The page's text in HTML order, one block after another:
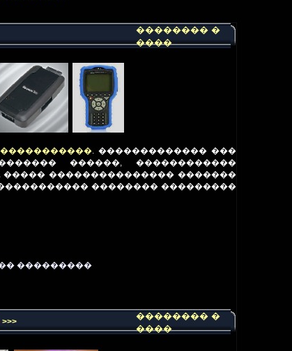
�������� �
����
. ������������� ���
������, ������������
����� ��������������� �������
�������� ���������
���������
>>>
�������� �
����